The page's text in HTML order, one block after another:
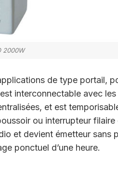
2000W
de type portail,
interconnectable avec les
et est
ou interrupteur filaire
et devient émetteur sans
ponctuel d’une heure.